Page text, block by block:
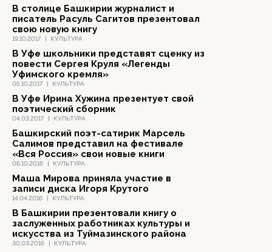
19.10.2017 | КУЛЬТУРА
В столице Башкирии журналист и
писатель Расуль Сагитов презентовал
свою новую книгу
05.10.2017 | КУЛЬТУРА
В Уфе школьники представят сценку из
повести Сергея Круля «Легенды
Уфимского кремля»
04.03.2017 | КУЛЬТУРА
В Уфе Ирина Хужина презентует свой
поэтический сборник
06.10.2016 | КУЛЬТУРА
Башкирский поэт-сатирик Марсель
Салимов представил на фестивале
«Вся Россия» свои новые книги
14.04.2016 | КУЛЬТУРА
Маша Мирова приняла участие в
записи диска Игоря Крутого
30.03.2016 | КУЛЬТУРА
В Башкирии презентовали книгу о
заслуженных работниках культуры и
искусства из Туймазинского района